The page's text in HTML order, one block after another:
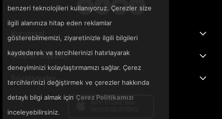
Kurumsal
Müşteri İlişkileri
Sözleşmeler
benzeri teknolojileri kullanıyoruz. Çerezler size
ilgili alanınıza hitap eden reklamlar
gösterebilmemizi, ziyaretinizle ilgili bilgileri
kaydederek ve tercihlerinizi hatırlayarak
deneyiminizi kolaylaştırmamızı sağlar. Çerez
tercihlerinizi değiştirmek ve çerezler hakkında
detaylı bilgi almak için Çerez Politikamızı
inceleyebilirsiniz.